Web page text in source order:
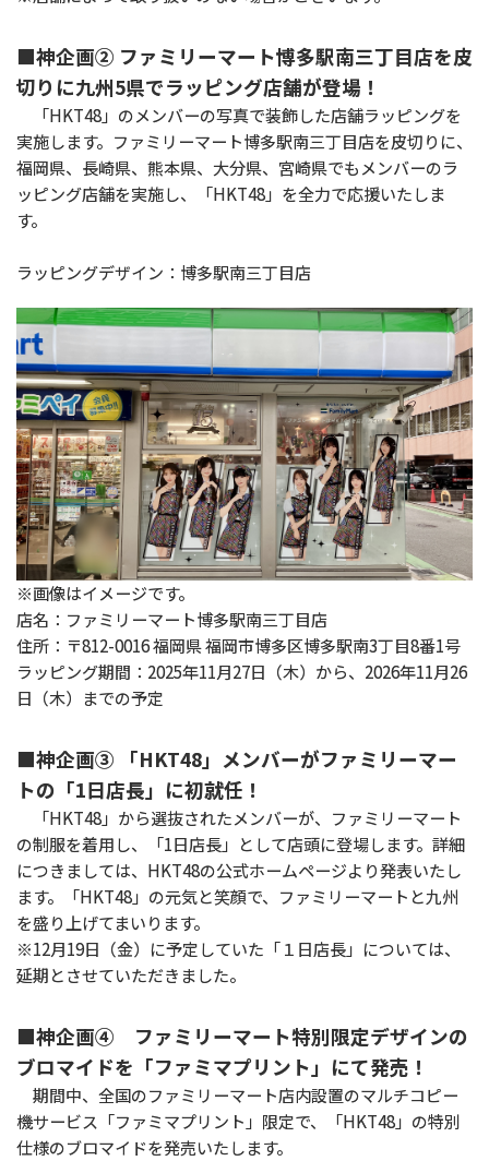
■神企画② ファミリーマート博多駅南三丁目店を皮
切りに九州5県でラッピング店舗が登場！
「HKT48」のメンバーの写真で装飾した店舗ラッピングを
実施します。ファミリーマート博多駅南三丁目店を皮切りに、
福岡県、長崎県、熊本県、大分県、宮崎県でもメンバーのラ
ッピング店舗を実施し、「HKT48」を全力で応援いたしま
す。
ラッピングデザイン：博多駅南三丁目店
※画像はイメージです。
店名：ファミリーマート博多駅南三丁目店
住所：〒812-0016 福岡県 福岡市博多区博多駅南3丁目8番1号
ラッピング期間：2025年11月27日（木）から、2026年11月26
日（木）までの予定
■神企画③ 「HKT48」メンバーがファミリーマー
トの「1日店長」に初就任！
「HKT48」から選抜されたメンバーが、ファミリーマート
の制服を着用し、「1日店長」として店頭に登場します。詳細
につきましては、HKT48の公式ホームページより発表いたし
ます。「HKT48」の元気と笑顔で、ファミリーマートと九州
を盛り上げてまいります。
※12月19日（金）に予定していた「１日店長」については、
延期とさせていただきました。
■神企画④ ファミリーマート特別限定デザインの
ブロマイドを「ファミマプリント」にて発売！
期間中、全国のファミリーマート店内設置のマルチコピー
機サービス「ファミマプリント」限定で、「HKT48」の特別
仕様のブロマイドを発売いたします。